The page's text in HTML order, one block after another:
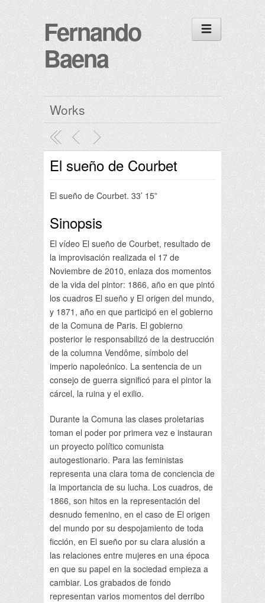
Fernando
Baena
Works
El sueño de Courbet
El sueño de Courbet. 33’ 15”
Sinopsis
El vídeo El sueño de Courbet, resultado de
la improvisación realizada el 17 de
Noviembre de 2010, enlaza dos momentos
de la vida del pintor: 1866, año en que pintó
los cuadros El sueño y El origen del mundo,
y 1871, año en que participó en el gobierno
de la Comuna de Paris. El gobierno
posterior le responsabilizó de la destrucción
de la columna Vendôme, símbolo del
imperio napoleónico. La sentencia de un
consejo de guerra significó para el pintor la
cárcel, la ruina y el exilio.
Durante la Comuna las clases proletarias
toman el poder por primera vez e instauran
un proyecto político comunista
autogestionario. Para las feministas
representa una clara toma de conciencia de
la importancia de su lucha. Los cuadros, de
1866, son hitos en la representación del
desnudo femenino, en el caso de El origen
del mundo por su despojamiento de toda
ficción, en El sueño por su clara alusión a
las relaciones entre mujeres en una época
en que su papel en la sociedad empieza a
cambiar. Los grabados de fondo
representan varios momentos del derribo